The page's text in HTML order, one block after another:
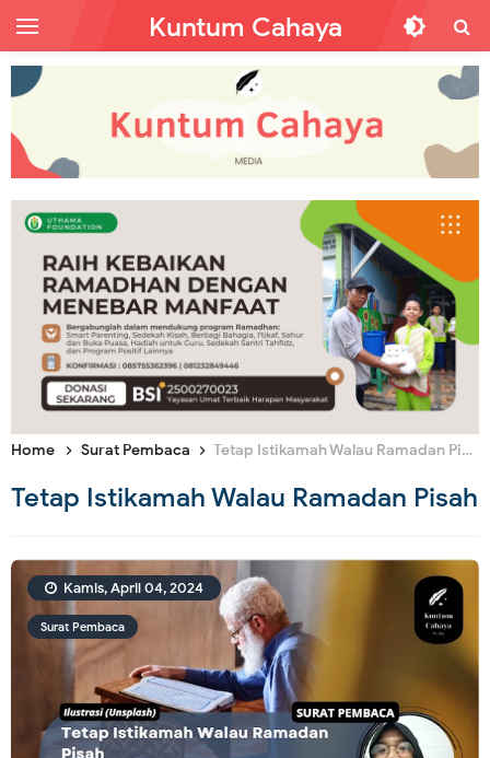
Kuntum Cahaya
Home Surat Pembaca Tetap Istikamah Walau Ramadan Pisah
Tetap Istikamah Walau Ramadan Pisah
Surat Pembaca
Kamis, April 04, 2024